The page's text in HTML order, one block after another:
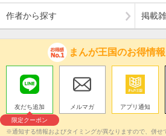
作者から探す 掲載
まんが王国のお得情
友だち追加
限定クーポン
メルマガ アプリ通知
※通知する情報およびタイミングが異なりますので、併